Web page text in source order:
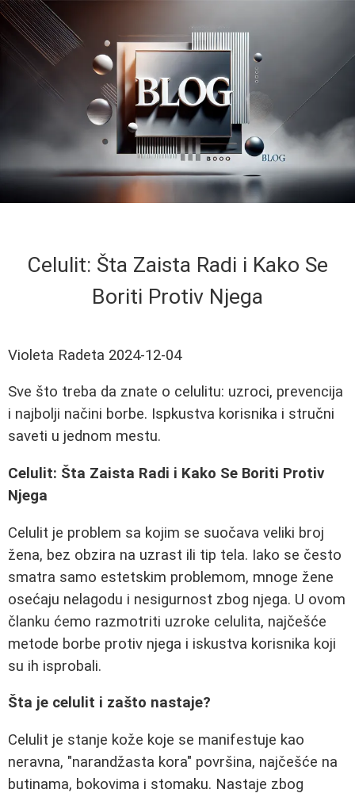
Celulit: Šta Zaista Radi i Kako Se
Boriti Protiv Njega
Violeta Radeta 2024-12-04
Sve što treba da znate o celulitu: uzroci, prevencija
i najbolji načini borbe. Ispkustva korisnika i stručni
saveti u jednom mestu.
Celulit: Šta Zaista Radi i Kako Se Boriti Protiv
Njega
Celulit je problem sa kojim se suočava veliki broj
žena, bez obzira na uzrast ili tip tela. Iako se često
smatra samo estetskim problemom, mnoge žene
osećaju nelagodu i nesigurnost zbog njega. U ovom
članku ćemo razmotriti uzroke celulita, najčešće
metode borbe protiv njega i iskustva korisnika koji
su ih isprobali.
Šta je celulit i zašto nastaje?
Celulit je stanje kože koje se manifestuje kao
neravna, "narandžasta kora" površina, najčešće na
butinama, bokovima i stomaku. Nastaje zbog